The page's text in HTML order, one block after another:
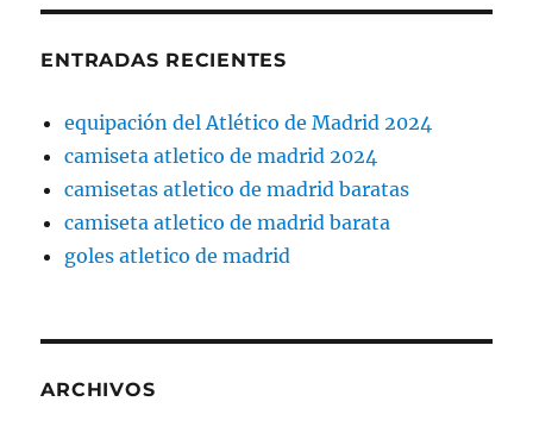
ENTRADAS RECIENTES
equipación del Atlético de Madrid 2024
camiseta atletico de madrid 2024
camisetas atletico de madrid baratas
camiseta atletico de madrid barata
goles atletico de madrid
ARCHIVOS